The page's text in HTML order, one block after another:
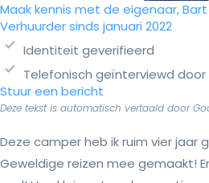
Maak kennis met de eigenaar, Bart
Verhuurder sinds januari 2022
Identiteit geverifieerd
Telefonisch geïnterviewd
Stuur een bericht
Deze tekst is automatisch vertaald door
Deze camper heb ik ruim vier jaar
Geweldige reizen mee gemaakt!